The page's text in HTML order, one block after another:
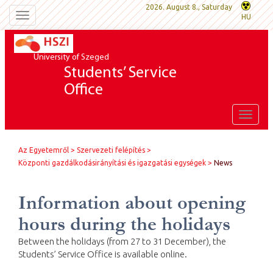
Toggle
navigation
2026. August 8., Saturday
HU
University of Szeged
Students’ Service
Office
Toggle
Az Egyetemről
Szervezeti felépítés
Központi gazdálkodásirányítási és igazgatási egységek
News
Information about opening
hours during the holidays
Between the holidays (from 27 to 31 December), the
Students’ Service Office is available online.